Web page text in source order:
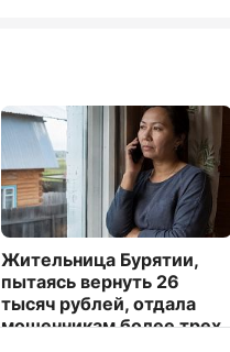
Жительница Бурятии,
пытаясь вернуть 26
тысяч рублей, отдала
мошенникам более трех